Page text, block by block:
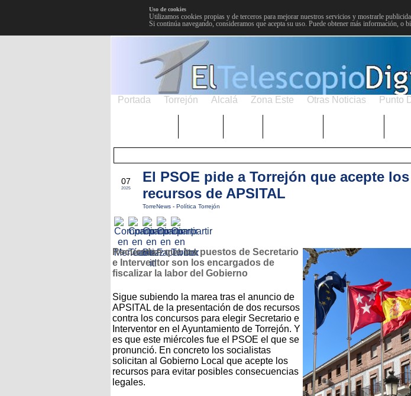
Uso de cookies
Utilizamos cookies propias y de terceros para mejorar nuestros servicios y mostrarle
Si continúa navegando, consideramos que acepta su uso. Puede obtener más información, o
Portada Torrejón Alcalá Zona Este Otras Noticias Punto
07
2025
El PSOE pide a Torrejón que acepte los
recursos de APSITAL
TorreNews - Política Torrejón
Recuerdan que los puestos de Secretario
e Interventor son los encargados de
fiscalizar la labor del Gobierno
Sigue subiendo la marea tras el anuncio de
APSITAL de la presentación de dos recursos
contra los concursos para elegir Secretario e
Interventor en el Ayuntamiento de Torrejón. Y
es que este miércoles fue el PSOE el que se
pronunció. En concreto los socialistas
solicitan al Gobierno Local que acepte los
recursos para evitar posibles consecuencias
legales.